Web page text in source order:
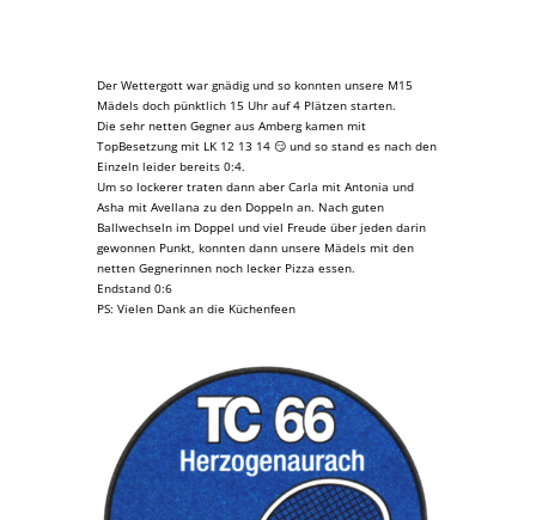
Der Wettergott war gnädig und so konnten unsere M15
Mädels doch pünktlich 15 Uhr auf 4 Plätzen starten.
Die sehr netten Gegner aus Amberg kamen mit
TopBesetzung mit LK 12 13 14 😏 und so stand es nach den
Einzeln leider bereits 0:4.
Um so lockerer traten dann aber Carla mit Antonia und
Asha mit Avellana zu den Doppeln an. Nach guten
Ballwechseln im Doppel und viel Freude über jeden darin
gewonnen Punkt, konnten dann unsere Mädels mit den
netten Gegnerinnen noch lecker Pizza essen.
Endstand 0:6
PS: Vielen Dank an die Küchenfeen